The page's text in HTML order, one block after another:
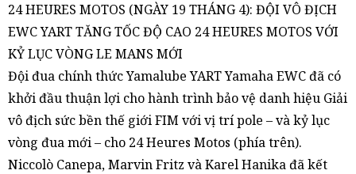
24 HEURES MOTOS (NGÀY 19 THÁNG 4): ĐỘI VÔ ĐỊCH
EWC YART TĂNG TỐC ĐỘ CAO 24 HEURES MOTOS VỚI
KỶ LỤC VÒNG LE MANS MỚI
Đội đua chính thức Yamalube YART Yamaha EWC đã có
khởi đầu thuận lợi cho hành trình bảo vệ danh hiệu Giải
vô địch sức bền thế giới FIM với vị trí pole – và kỷ lục
vòng đua mới – cho 24 Heures Motos (phía trên).
Niccolò Canepa, Marvin Fritz và Karel Hanika đã kết